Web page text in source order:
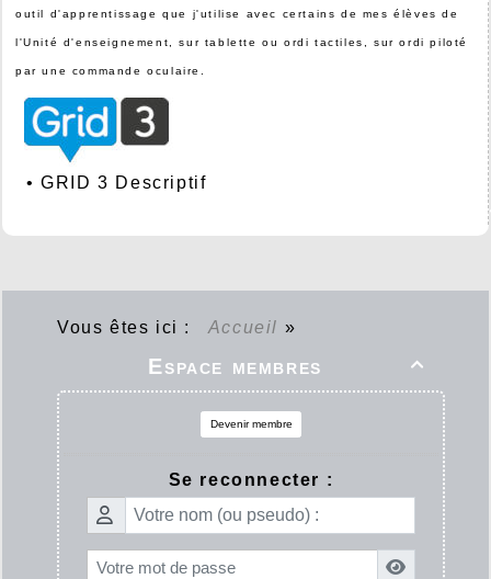
outil d'apprentissage que j'utilise avec certains de mes élèves de
l'Unité d'enseignement, sur tablette ou ordi tactiles, sur ordi piloté
par une commande oculaire.
•GRID 3 Descriptif
Vous êtes ici : Accueil »

Espace membres
Devenir membre
Se reconnecter :